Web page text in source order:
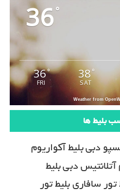
36°
36°
FRI
38°
SAT
Weather from
بلیط ها
دبیبلیط آکواریوم
آتلانتیس دبیبلیط
تور سافاریبلیط تور